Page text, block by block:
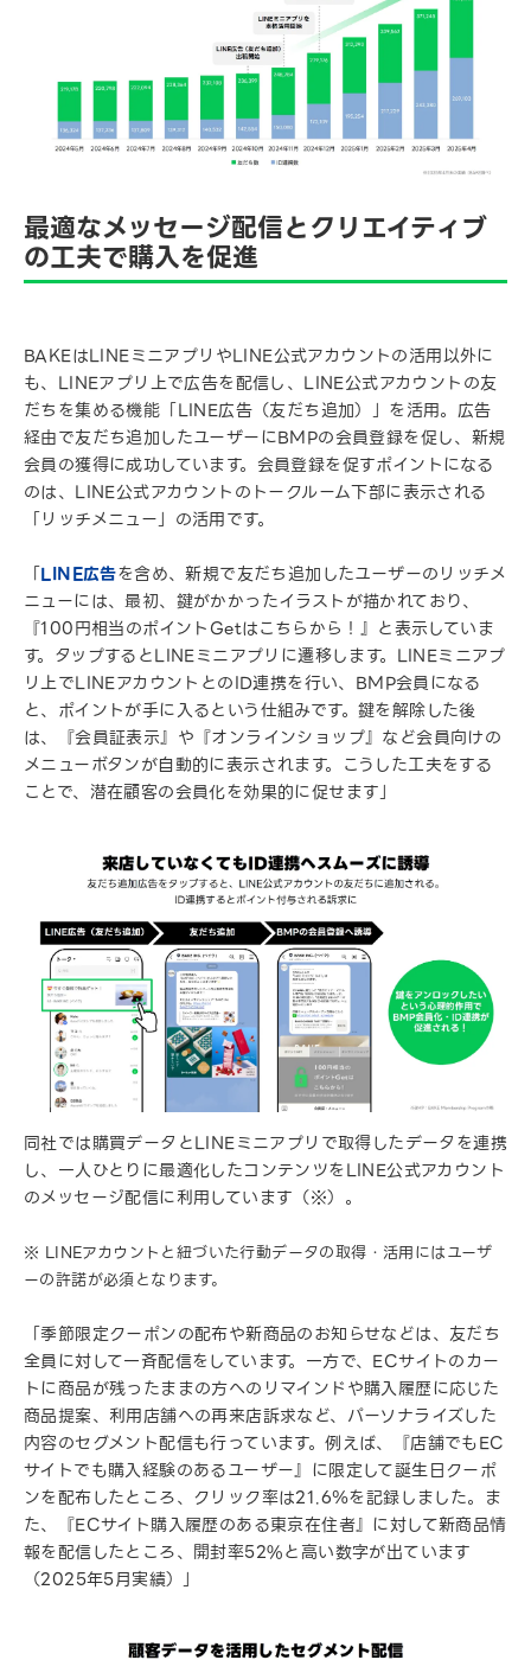
最適なメッセージ配信とクリエイティブ
の工夫で購入を促進
BAKEはLINEミニアプリやLINE公式アカウントの活用以外に
も、LINEアプリ上で広告を配信し、LINE公式アカウントの友
だちを集める機能「LINE広告（友だち追加）」を活用。広告
経由で友だち追加したユーザーにBMPの会員登録を促し、新規
会員の獲得に成功しています。会員登録を促すポイントになる
のは、LINE公式アカウントのトークルーム下部に表示される
「リッチメニュー」の活用です。
「LINE広告を含め、新規で友だち追加したユーザーのリッチメ
ニューには、最初、鍵がかかったイラストが描かれており、
『100円相当のポイントGetはこちらから！』と表示していま
す。タップするとLINEミニアプリに遷移します。LINEミニアプ
リ上でLINEアカウントとのID連携を行い、BMP会員になる
と、ポイントが手に入るという仕組みです。鍵を解除した後
は、『会員証表示』や『オンラインショップ』など会員向けの
メニューボタンが自動的に表示されます。こうした工夫をする
ことで、潜在顧客の会員化を効果的に促せます」
同社では購買データとLINEミニアプリで取得したデータを連携
し、一人ひとりに最適化したコンテンツをLINE公式アカウント
のメッセージ配信に利用しています（※）。
※ LINEアカウントと紐づいた行動データの取得・活用にはユーザ
ーの許諾が必須となります。
「季節限定クーポンの配布や新商品のお知らせなどは、友だち
全員に対して一斉配信をしています。一方で、ECサイトのカー
トに商品が残ったままの方へのリマインドや購入履歴に応じた
商品提案、利用店舗への再来店訴求など、パーソナライズした
内容のセグメント配信も行っています。例えば、『店舗でもEC
サイトでも購入経験のあるユーザー』に限定して誕生日クーポ
ンを配布したところ、クリック率は21.6％を記録しました。ま
た、『ECサイト購入履歴のある東京在住者』に対して新商品情
報を配信したところ、開封率52%と高い数字が出ています
（2025年5月実績）」